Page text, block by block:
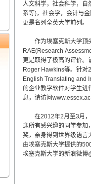
人文科学，社会科学，自
系等)，社会学，会计与
更是名列全英大学前列。
作为埃塞克斯大学顶尖
RAE(Research
更是取得了极高的评价
Roger Hawkins等。针对
English Translating and
的企业教学软件对学生进
息，请访问
在2012年2月至3月，
迎所有感兴趣的同学参加
奖，亲身得到世界级语言
由埃塞克斯大学提供的
埃塞克斯大学的新浪微博